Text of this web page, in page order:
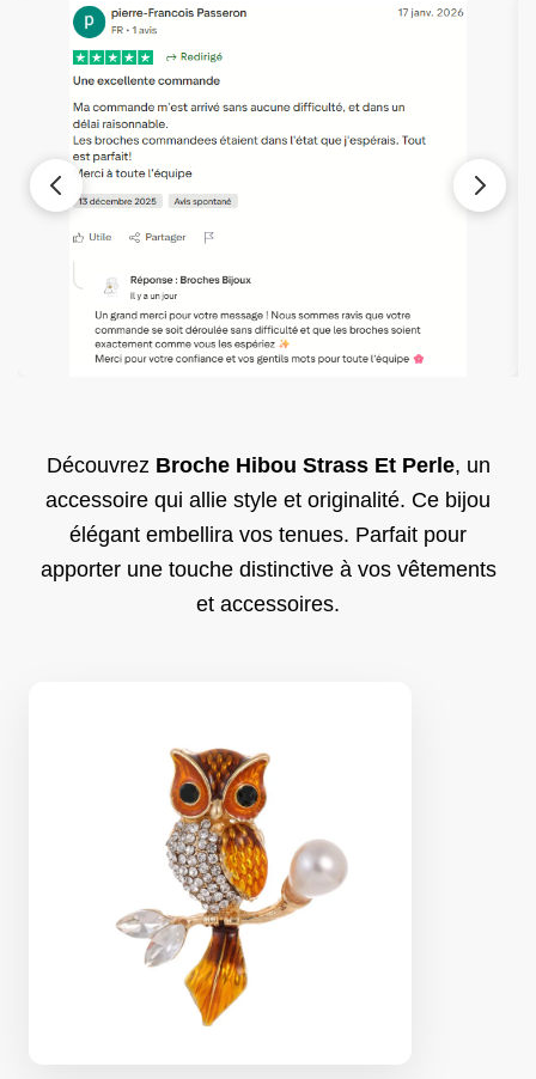
Découvrez Broche Hibou Strass Et Perle, un
accessoire qui allie style et originalité. Ce bijou
élégant embellira vos tenues. Parfait pour
apporter une touche distinctive à vos vêtements
et accessoires.